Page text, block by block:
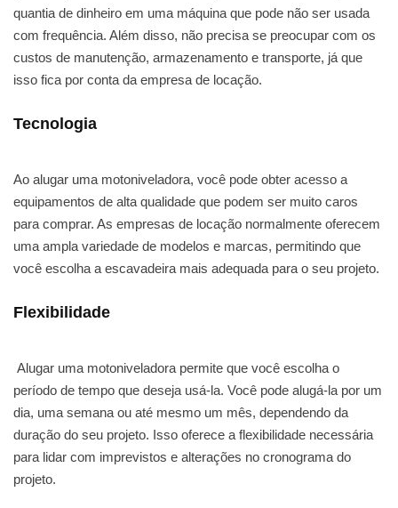
quantia de dinheiro em uma máquina que pode não ser usada
com frequência. Além disso, não precisa se preocupar com os
custos de manutenção, armazenamento e transporte, já que
isso fica por conta da empresa de locação.
Tecnologia
Ao alugar uma motoniveladora, você pode obter acesso a
equipamentos de alta qualidade que podem ser muito caros
para comprar. As empresas de locação normalmente oferecem
uma ampla variedade de modelos e marcas, permitindo que
você escolha a escavadeira mais adequada para o seu projeto.
Flexibilidade
Alugar uma motoniveladora permite que você escolha o
período de tempo que deseja usá-la. Você pode alugá-la por um
dia, uma semana ou até mesmo um mês, dependendo da
duração do seu projeto. Isso oferece a flexibilidade necessária
para lidar com imprevistos e alterações no cronograma do
projeto.